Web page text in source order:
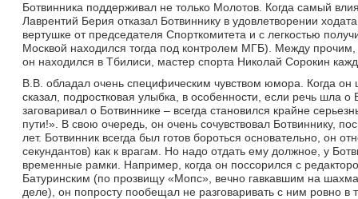
Ботвинника поддерживал не только Молотов. Когда самый
Лаврентий Берия отказал Ботвиннику в удовлетворении
вертушке от председателя Спорткомитета и с легкостью
Москвой находился тогда под контролем МГБ). Между
он находился в Тбилиси, мастер спорта Николай Сорокин
В.В. обладал очень специфическим чувством юмора. Когда
сказал, подростковая улыбка, в особенности, если речь шла
заговаривал о Ботвиннике – всегда становился крайне
пути!». В свою очередь, он очень сочувствовал Ботвиннику,
лет. Ботвинник всегда был готов бороться основательно, он
секундантов) как к врагам. Но надо отдать ему должное, у
временные рамки. Например, когда он поссорился с
Батуринским (по прозвищу «Мопс», вечно гавкавшим на
деле), он попросту пообещал не разговаривать с ним ровно в